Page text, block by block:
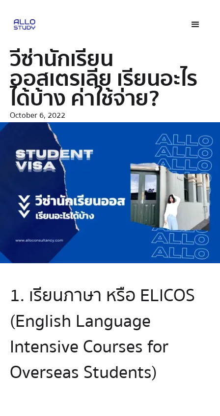
วีซ่านักเรียน
ออสเตรเลีย เรียนอะไร
ได้บ้าง ค่าใช้จ่าย?
October 6, 2022
1. เรียนภาษา หรือ ELICOS
(English Language
Intensive Courses for
Overseas Students)